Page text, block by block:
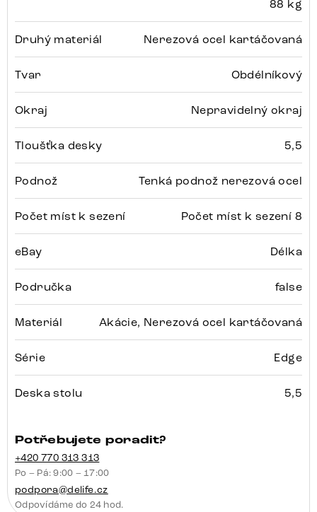
88 kg
Druhý materiál Nerezová ocel kartáčovaná
Tvar Obdélníkový
Okraj Nepravidelný okraj
Tloušťka desky 5,5
Podnož Tenká podnož nerezová ocel
Počet míst k sezení Počet míst k sezení 8
eBay Délka
Područka false
Materiál Akácie, Nerezová ocel kartáčovaná
Série Edge
Deska stolu 5,5
Potřebujete poradit?
+420 770 313 313
Po – Pá: 9:00 – 17:00
podpora@delife.cz
Odpovídáme do 24 hod.